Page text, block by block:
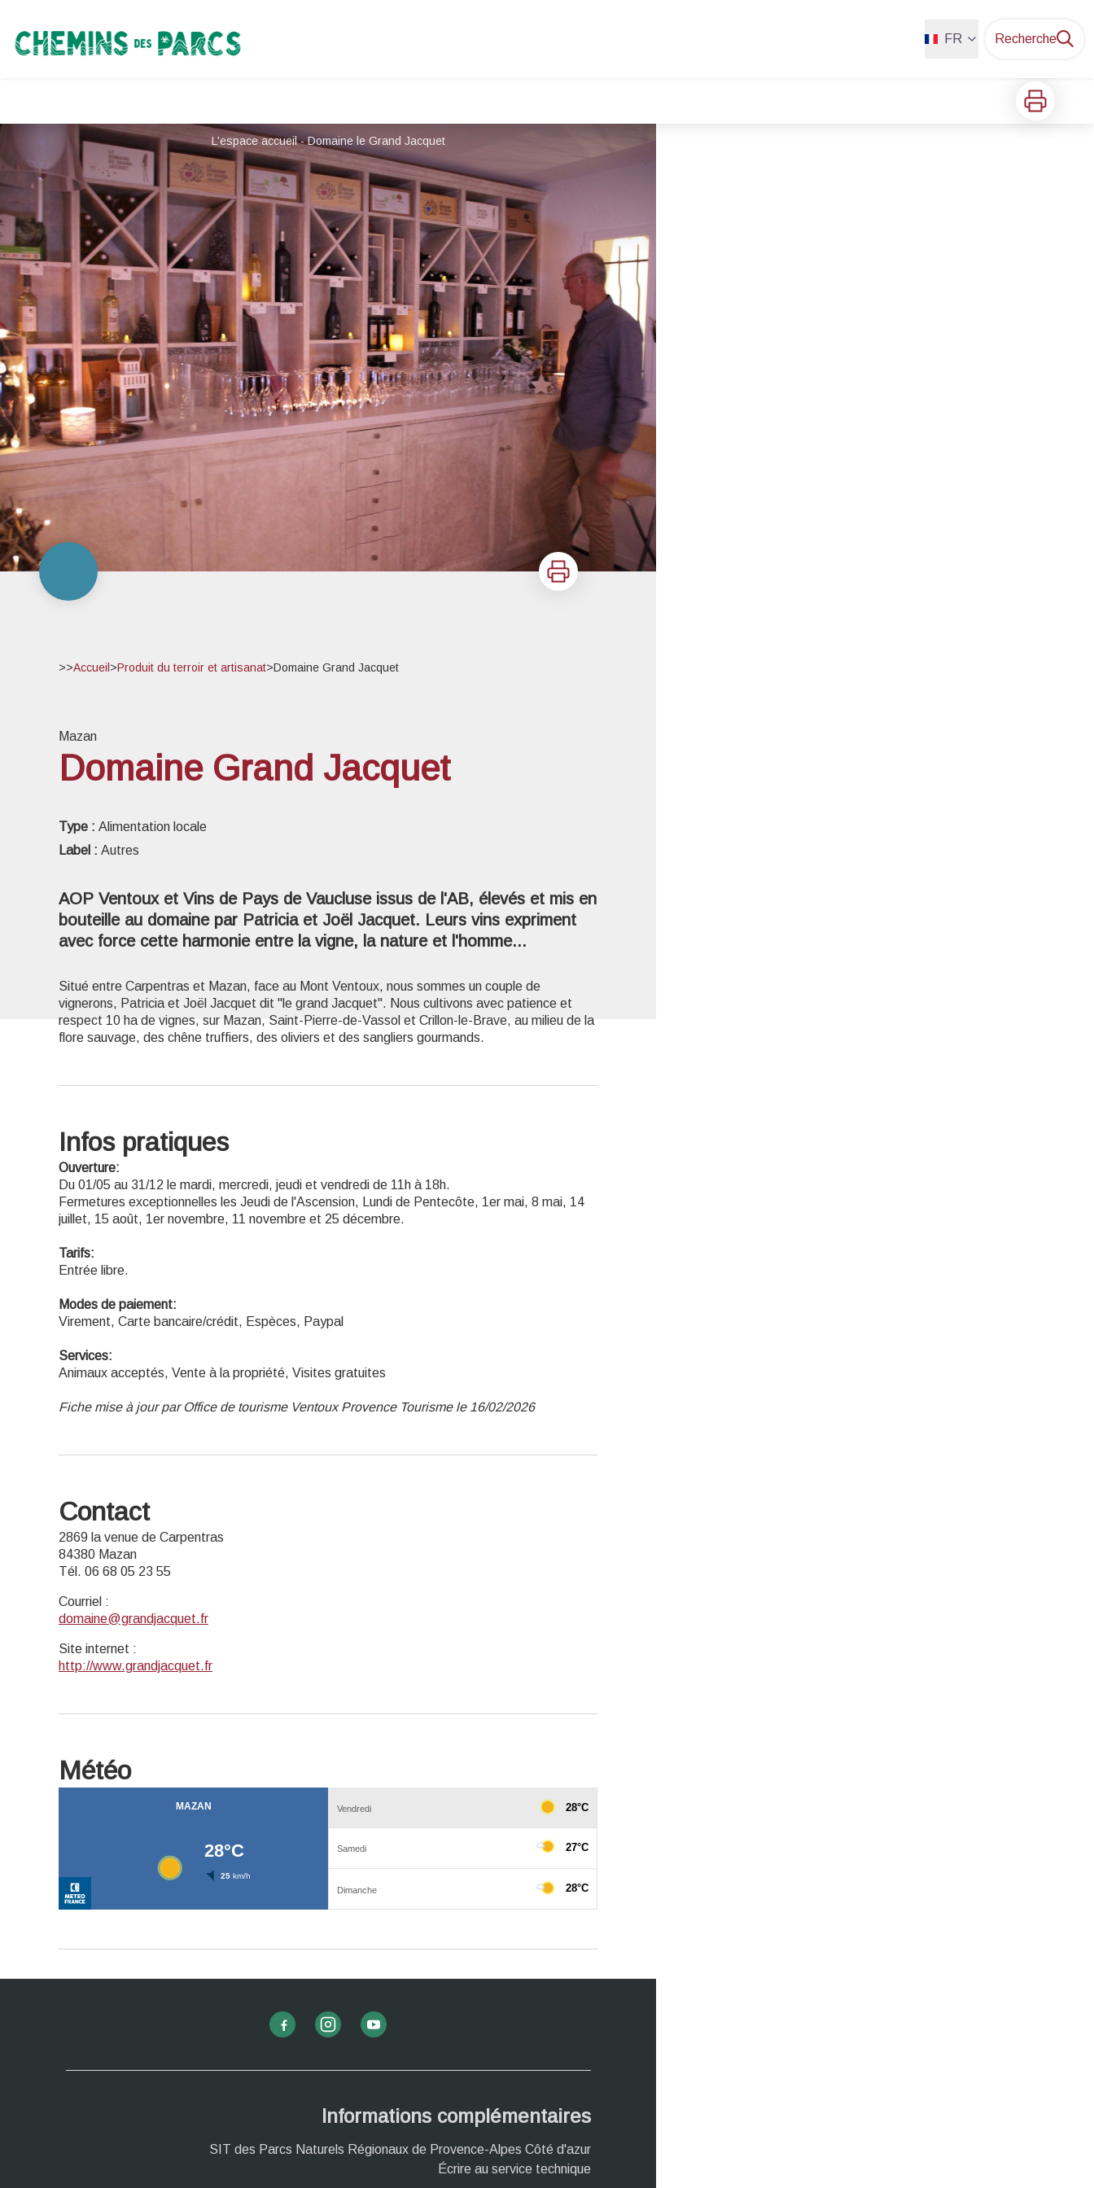
Chemins des Parcs FR Recherche
Imprimer
L'espace accueil - Domaine le Grand Jacquet
Imprimer
>>Accueil >Produit du terroir et artisanat>Domaine Grand Jacquet
Mazan
Domaine Grand Jacquet
Type : Alimentation locale
Label : Autres
AOP Ventoux et Vins de Pays de Vaucluse issus de l'AB, élevés et mis en
bouteille au domaine par Patricia et Joël Jacquet. Leurs vins expriment
avec force cette harmonie entre la vigne, la nature et l'homme...
Situé entre Carpentras et Mazan, face au Mont Ventoux, nous sommes un couple de
vignerons, Patricia et Joël Jacquet dit "le grand Jacquet". Nous cultivons avec patience et
respect 10 ha de vignes, sur Mazan, Saint-Pierre-de-Vassol et Crillon-le-Brave, au milieu de la
flore sauvage, des chêne truffiers, des oliviers et des sangliers gourmands.
Infos pratiques
Ouverture:
Du 01/05 au 31/12 le mardi, mercredi, jeudi et vendredi de 11h à 18h.
Fermetures exceptionnelles les Jeudi de l'Ascension, Lundi de Pentecôte, 1er mai, 8 mai, 14
juillet, 15 août, 1er novembre, 11 novembre et 25 décembre.
Tarifs:
Entrée libre.
Modes de paiement:
Virement, Carte bancaire/crédit, Espèces, Paypal
Services:
Animaux acceptés, Vente à la propriété, Visites gratuites
Fiche mise à jour par Office de tourisme Ventoux Provence Tourisme le 16/02/2026
Contact
2869 la venue de Carpentras
84380 Mazan
Tél. 06 68 05 23 55
Courriel :
domaine@grandjacquet.fr
Site internet :
http://www.grandjacquet.fr
Météo
Informations complémentaires
SIT des Parcs Naturels Régionaux de Provence-Alpes Côté d'azur
Écrire au service technique